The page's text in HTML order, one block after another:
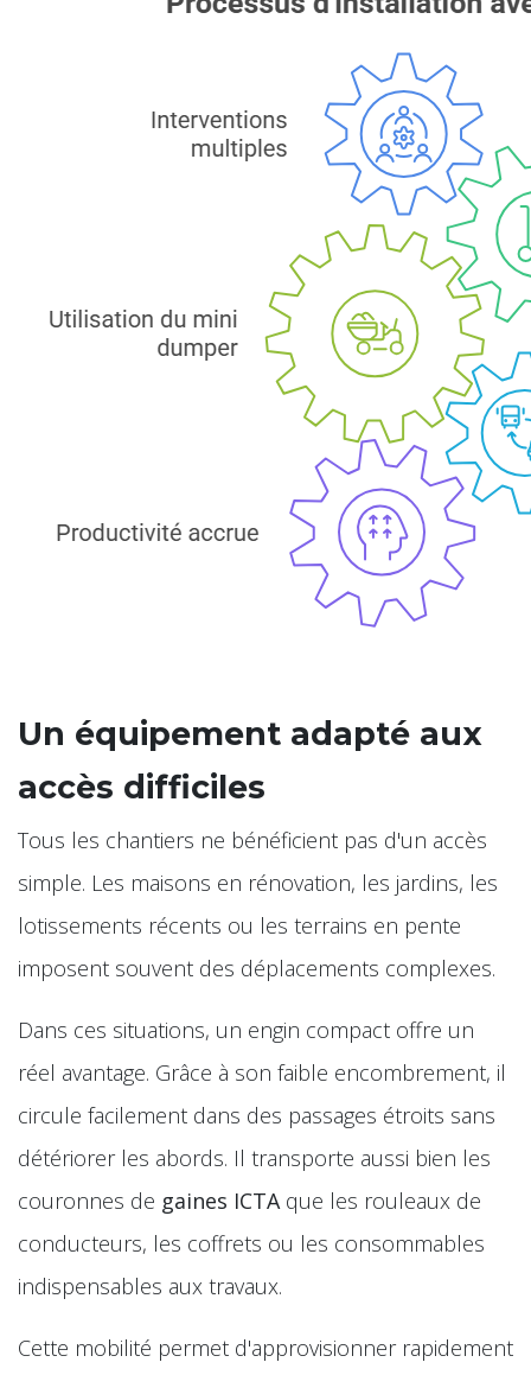
Un équipement adapté aux
accès difficiles
Tous les chantiers ne bénéficient pas d'un accès
simple. Les maisons en rénovation, les jardins, les
lotissements récents ou les terrains en pente
imposent souvent des déplacements complexes.
Dans ces situations, un engin compact offre un
réel avantage. Grâce à son faible encombrement, il
circule facilement dans des passages étroits sans
détériorer les abords. Il transporte aussi bien les
couronnes de gaines ICTAque les rouleaux de
conducteurs, les coffrets ou les consommables
indispensables aux travaux.
Cette mobilité permet d'approvisionner rapidement